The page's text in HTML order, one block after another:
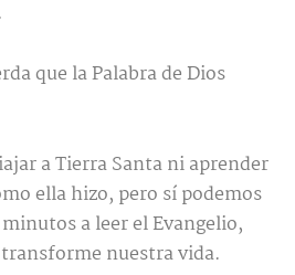
que la Palabra de Dios
a Tierra Santa ni aprender
ella hizo, pero sí podemos
a leer el Evangelio,
nuestra vida.